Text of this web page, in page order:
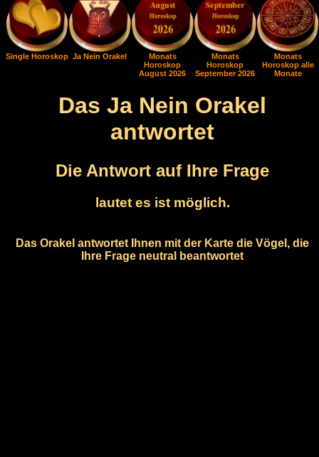
Single Horoskop Ja Nein Orakel
Monats
Horoskop
August 2026
Monats
Horoskop
September 2026
Monats
Horoskop alle
Monate
Das Ja Nein Orakel
antwortet
Die Antwort auf Ihre Frage
lautet es ist möglich.
Das Orakel antwortet Ihnen mit der Karte die Vögel, die
Ihre Frage neutral beantwortet